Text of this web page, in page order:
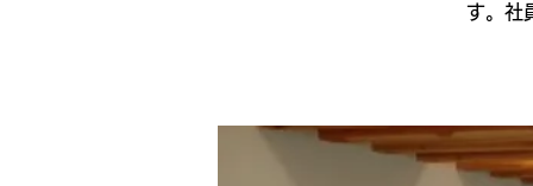
す。社